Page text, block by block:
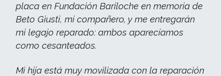
placa en Fundación Bariloche en memoria de
Beto Giusti, mi compañero, y me entregarán
mi legajo reparado: ambos aparecíamos
como cesanteados.
Mi hija está muy movilizada con la reparación